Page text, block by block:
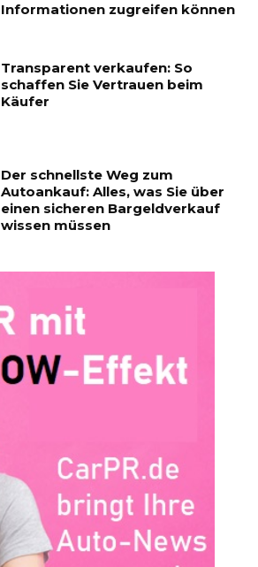
Informationen zugreifen können
Transparent verkaufen: So
schaffen Sie Vertrauen beim
Käufer
Der schnellste Weg zum
Autoankauf: Alles, was Sie über
einen sicheren Bargeldverkauf
wissen müssen